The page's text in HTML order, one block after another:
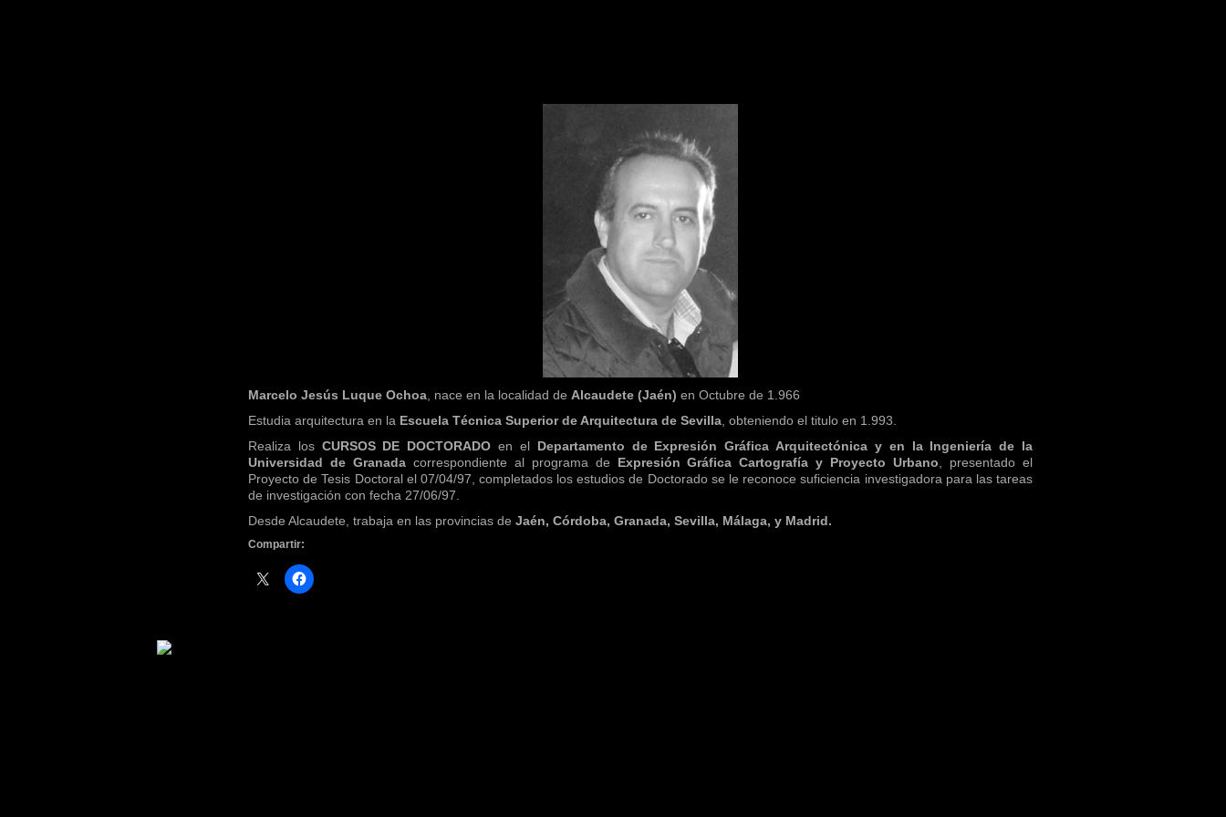
Marcelo Jesús Luque Ochoa , nace en la localidad de Alcaudete (Jaén) en Octubre de 1.966
Estudia arquitectura en la Escuela Técnica Superior de Arquitectura de Sevilla , obteniendo el titulo en 1.993.
Realiza los CURSOS DE DOCTORADO en el Departamento de Expresión Gráfica Arquitectónica y en la Ingeniería de la
Universidad de Granadacorrespondiente al programa de Expresión Gráfica Cartografía y Proyecto Urbano , presentado el
Proyecto de Tesis Doctoral el 07/04/97, completados los estudios de Doctorado se le reconoce suficiencia investigadora para las tareas
de investigación con fecha 27/06/97.
Desde Alcaudete, trabaja en las provincias de Jaén, Córdoba, Granada, Sevilla, Málaga, y Madrid.
Compartir: